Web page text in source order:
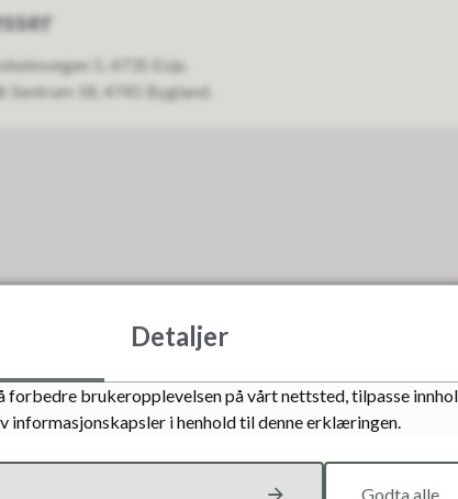
5, 4735 Evje.
Sentrum 18, 4745 Bygland.
Detaljer
brukeropplevelsen på vårt nettsted, tilpasse
i henhold til denne erklæringen.
Godta alle